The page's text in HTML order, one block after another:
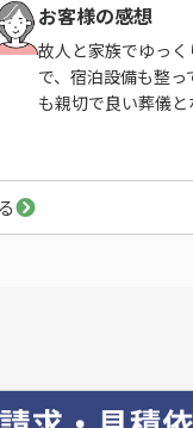
お客様の感想
故人と家族でゆっ
で、宿泊設備も整
も親切で良い葬儀と